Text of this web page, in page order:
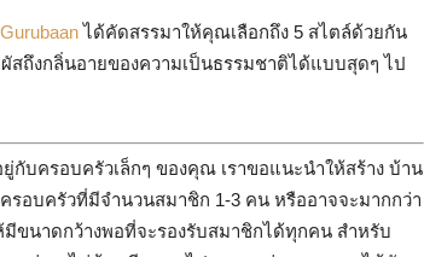
Gurubaanได้คัดสรรมาให้คุณเลือกถึง 5 สไตล์ด้วยกัน
ถึงกลิ่นอายของความเป็นธรรมชาติได้แบบสุดๆ ไป
บครอบครัวเล็กๆ ของคุณ เราขอแนะนำให้สร้าง บ้าน
รอบครัวที่มีจำนวนสมาชิก 1-3 คน หรืออาจจะมากกว่า
ขนาดกว้างพอที่จะรองรับสมาชิกได้ทุกคน สำหรับ